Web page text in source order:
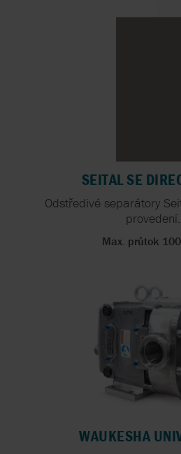
SEITAL SE
Odstředivé separátory
Max. průtok
WAUKESHA